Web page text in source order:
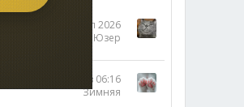
29 Июл 2026
Юзер
Сегодня в 06:16
Зимняя